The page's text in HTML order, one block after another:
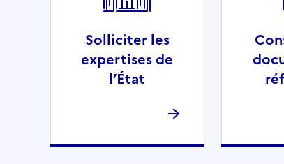
Solliciter les
expertises de
l’État